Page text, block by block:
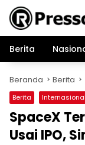
Langsung
konten
Berita
Beranda Berita
Berita Internasional
SpaceX
Usai IPO,